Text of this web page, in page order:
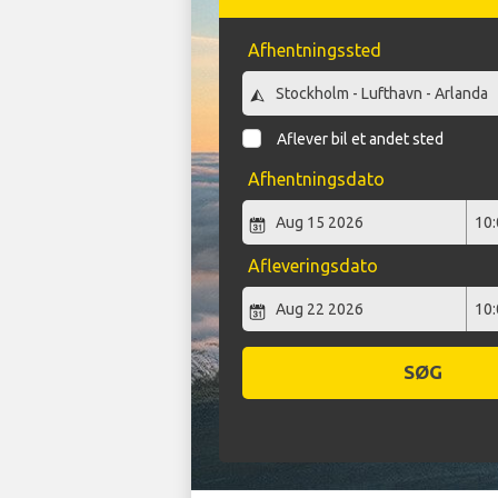
Afhentningssted
Aflever bil et andet sted
Afhentningsdato
Afleveringsdato
SØG